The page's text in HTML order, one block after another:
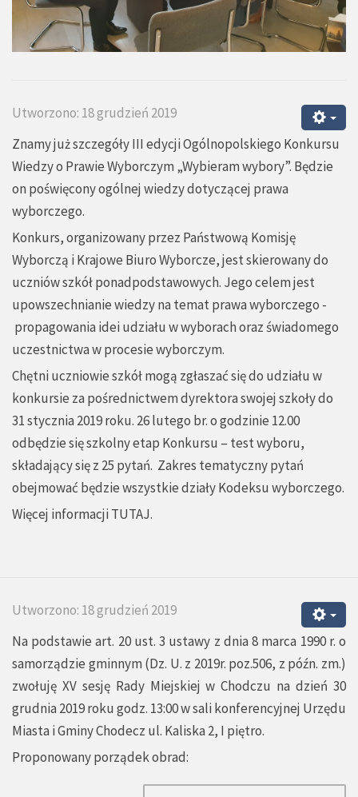
Utworzono: 18 grudzień 2019
Znamy już szczegóły III edycji Ogólnopolskiego Konkursu
Wiedzy o Prawie Wyborczym „Wybieram wybory”. Będzie
on poświęcony ogólnej wiedzy dotyczącej prawa
wyborczego.
Konkurs, organizowany przez Państwową Komisję
Wyborczą i Krajowe Biuro Wyborcze, jest skierowany do
uczniów szkół ponadpodstawowych. Jego celem jest
upowszechnianie wiedzy na temat prawa wyborczego -
propagowania idei udziału w wyborach oraz świadomego
uczestnictwa w procesie wyborczym.
Chętni uczniowie szkół mogą zgłaszać się do udziału w
konkursie za pośrednictwem dyrektora swojej szkoły do
31 stycznia 2019 roku. 26 lutego br. o godzinie 12.00
odbędzie się szkolny etap Konkursu – test wyboru,
składający się z 25 pytań. Zakres tematyczny pytań
obejmować będzie wszystkie działy Kodeksu wyborczego.
Więcej informacji TUTAJ.
Utworzono: 18 grudzień 2019
Na podstawie art. 20 ust. 3 ustawy z dnia 8 marca 1990 r. o
samorządzie gminnym (Dz. U. z 2019r. poz.506, z późn. zm.)
zwołuję XV sesję Rady Miejskiej w Chodczu na dzień 30
grudnia 2019 roku godz. 13:00 w sali konferencyjnej Urzędu
Miasta i Gminy Chodecz ul. Kaliska 2, I piętro.
Proponowany porządek obrad: